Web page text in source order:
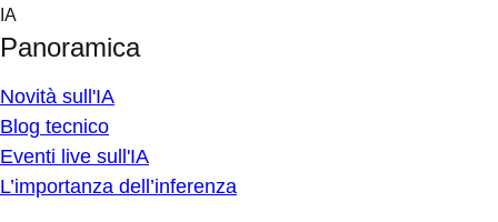
Skip
content
IA
Panoramica
Novità sull'IA
Blog tecnico
Eventi live sull'IA
L’importanza dell’inferenza